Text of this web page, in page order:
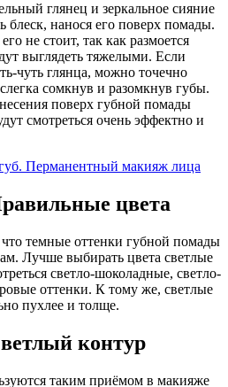
глянец и зеркальное сияние
блеск, нанося его поверх помады.
не стоит, так как размоется
выглядеть тяжелыми. Если
чуть глянца, можно точечно
сомкнув и разомкнув губы.
поверх губной помады
смотреться очень эффектно и
цвета
темные оттенки губной помады
Лучше выбирать цвета светлые
светло-шоколадные, светло-
оттенки. К тому же, светлые
пухлее и толще.
контур
таким приёмом в макияже